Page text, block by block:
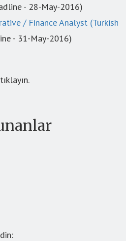
- 28-May-2016)
/ Finance Analyst (Turkish
- 31-May-2016)
tıklayın.